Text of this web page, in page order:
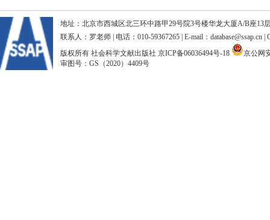
地址：北京市西城区北三环中路甲29号院3号楼华龙大厦A/B座13
联系人：罗老师 | 电话：010-59367265 | E-mail：database@ssap.cn
版权所有 社会科学文献出版社 京ICP备06036494号-18
京公网
审图号：GS（2020）4409号